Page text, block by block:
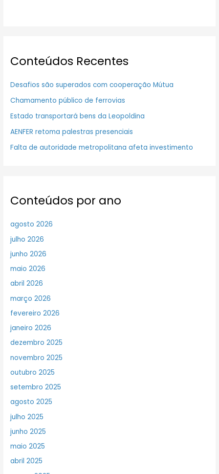
Conteúdos Recentes
Desafios são superados com cooperação Mútua
Chamamento público de ferrovias
Estado transportará bens da Leopoldina
AENFER retoma palestras presenciais
Falta de autoridade metropolitana afeta investimento
Conteúdos por ano
agosto 2026
julho 2026
junho 2026
maio 2026
abril 2026
março 2026
fevereiro 2026
janeiro 2026
dezembro 2025
novembro 2025
outubro 2025
setembro 2025
agosto 2025
julho 2025
junho 2025
maio 2025
abril 2025